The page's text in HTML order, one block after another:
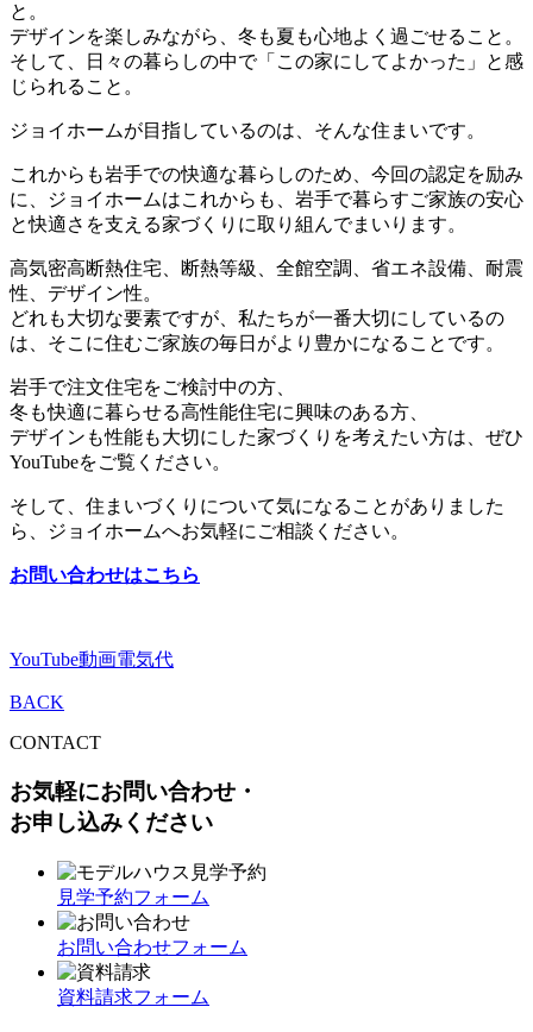
と。
デザインを楽しみながら、冬も夏も心地よく過ごせること。
そして、日々の暮らしの中で「この家にしてよかった」と感
じられること。
ジョイホームが目指しているのは、そんな住まいです。
これからも岩手での快適な暮らしのため、今回の認定を励み
に、ジョイホームはこれからも、岩手で暮らすご家族の安心
と快適さを支える家づくりに取り組んでまいります。
高気密高断熱住宅、断熱等級、全館空調、省エネ設備、耐震
性、デザイン性。
どれも大切な要素ですが、私たちが一番大切にしているの
は、そこに住むご家族の毎日がより豊かになることです。
岩手で注文住宅をご検討中の方、
冬も快適に暮らせる高性能住宅に興味のある方、
デザインも性能も大切にした家づくりを考えたい方は、ぜひ
YouTubeをご覧ください。
そして、住まいづくりについて気になることがありました
ら、ジョイホームへお気軽にご相談ください。
お問い合わせはこちら
YouTube動画電気代
BACK
CONTACT
お気軽にお問い合わせ・
お申し込みください
見学予約フォーム
お問い合わせフォーム
資料請求フォーム